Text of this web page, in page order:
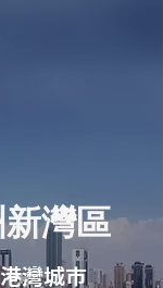
灣區
灣城市